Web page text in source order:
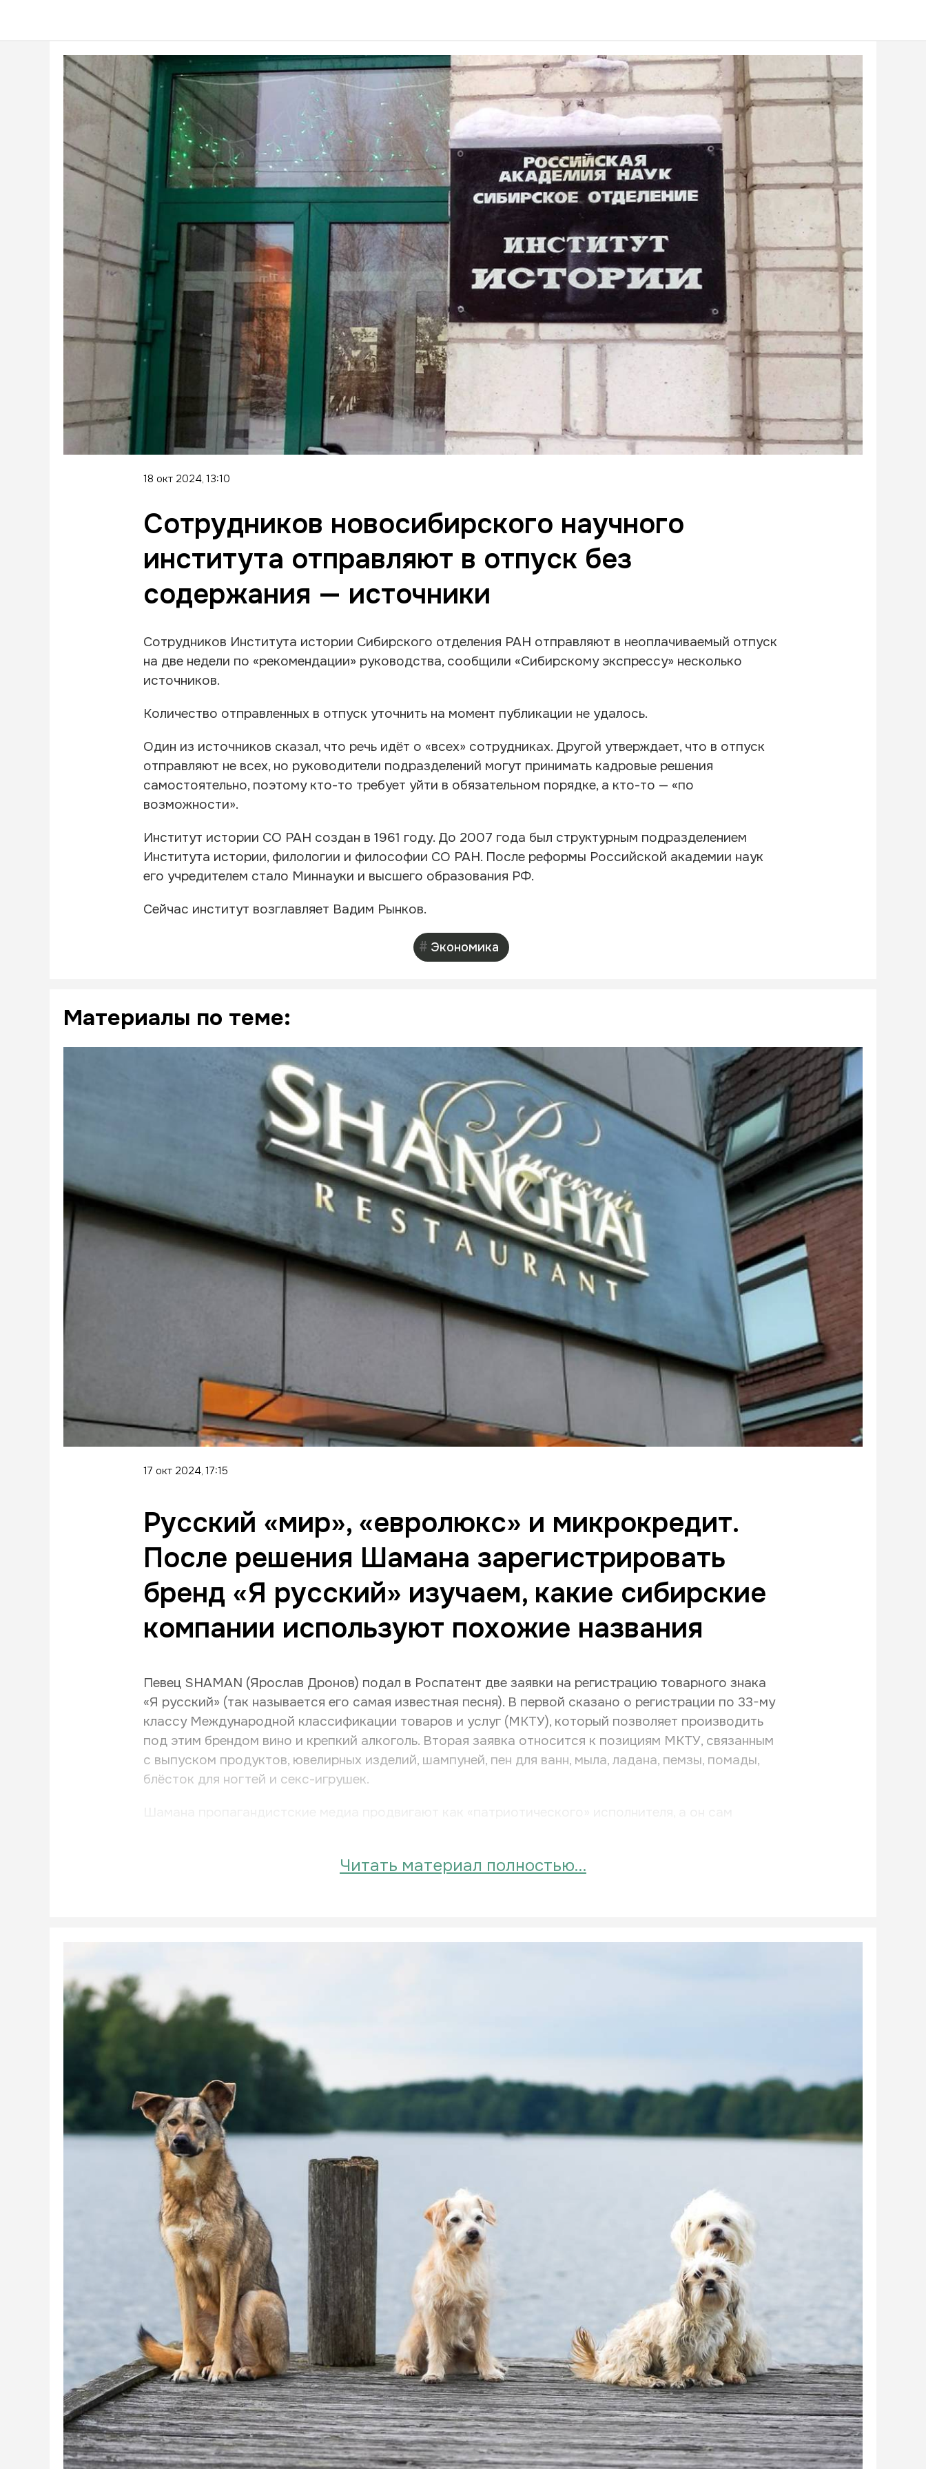
18 окт 2024, 13:10
Сотрудников новосибирского научного
института отправляют в отпуск без
содержания — источники
Сотрудников Института истории Сибирского отделения РАН отправляют в неоплачиваемый отпуск
на две недели по «рекомендации» руководства, сообщили «Сибирскому экспрессу» несколько
источников.
Количество отправленных в отпуск уточнить на момент публикации не удалось.
Один из источников сказал, что речь идёт о «всех» сотрудниках. Другой утверждает, что в отпуск
отправляют не всех, но руководители подразделений могут принимать кадровые решения
самостоятельно, поэтому кто-то требует уйти в обязательном порядке, а кто-то — «по
возможности».
Институт истории СО РАН создан в 1961 году. До 2007 года был структурным подразделением
Института истории, филологии и философии СО РАН. После реформы Российской академии наук
его учредителем стало Миннауки и высшего образования РФ.
Сейчас институт возглавляет Вадим Рынков.
Экономика
Материалы по теме:
17 окт 2024, 17:15
Русский «мир», «евролюкс» и микрокредит.
После решения Шамана зарегистрировать
бренд «Я русский» изучаем, какие сибирские
компании используют похожие названия
Певец SHAMAN (Ярослав Дронов) подал в Роспатент две заявки на регистрацию товарного знака
«Я русский» (так называется его самая известная песня). В первой сказано о регистрации по 33-му
классу Международной классификации товаров и услуг (МКТУ), который позволяет производить
под этим брендом вино и крепкий алкоголь. Вторая заявка относится к позициям МКТУ, связанным
с выпуском продуктов, ювелирных изделий, шампуней, пен для ванн, мыла, ладана, пемзы, помады,
блёсток для ногтей и секс-игрушек.
Шамана пропагандистские медиа продвигают как «патриотического» исполнителя, а он сам
Читать материал полностью…